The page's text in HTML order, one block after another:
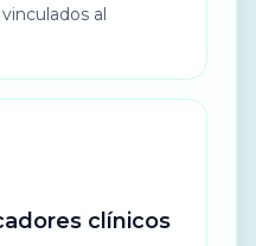
al
clínicos